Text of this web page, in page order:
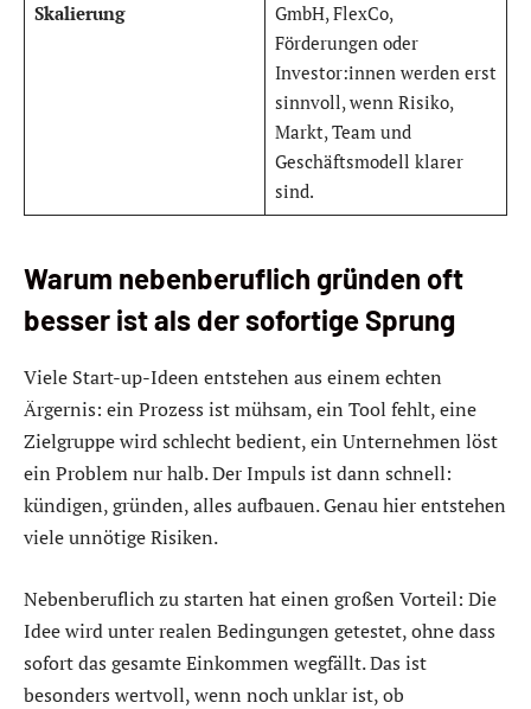
Skalierung
GmbH, FlexCo,
Förderungen oder
Investor:innen werden erst
sinnvoll, wenn Risiko,
Markt, Team und
Geschäftsmodell klarer
sind.
Warum nebenberuflich gründen oft
besser ist als der sofortige Sprung
Viele Start-up-Ideen entstehen aus einem echten
Ärgernis: ein Prozess ist mühsam, ein Tool fehlt, eine
Zielgruppe wird schlecht bedient, ein Unternehmen löst
ein Problem nur halb. Der Impuls ist dann schnell:
kündigen, gründen, alles aufbauen. Genau hier entstehen
viele unnötige Risiken.
Nebenberuflich zu starten hat einen großen Vorteil: Die
Idee wird unter realen Bedingungen getestet, ohne dass
sofort das gesamte Einkommen wegfällt. Das ist
besonders wertvoll, wenn noch unklar ist, ob